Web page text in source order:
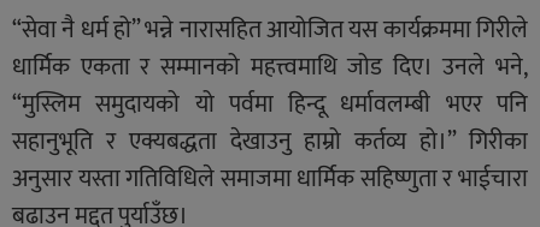
“सेवा नै धर्म हो” भन्ने नारासहित आयोजित यस कार्यक्रममा गिरीले
धार्मिक एकता र सम्मानको महत्त्वमाथि जोड दिए। उनले भने,
“मुस्लिम समुदायको यो पर्वमा हिन्दू धर्मावलम्बी भएर पनि
सहानुभूति र एक्यबद्धता देखाउनु हाम्रो कर्तव्य हो।” गिरीका
अनुसार यस्ता गतिविधिले समाजमा धार्मिक सहिष्णुता र भाईचारा
बढाउन मद्दत पुर्याउँछ।